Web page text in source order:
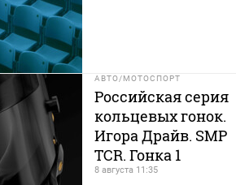
АВТО/МОТОСПОРТ
Российская серия
кольцевых гонок.
Игора Драйв. SMP
TCR. Гонка 1
8 августа 11:35